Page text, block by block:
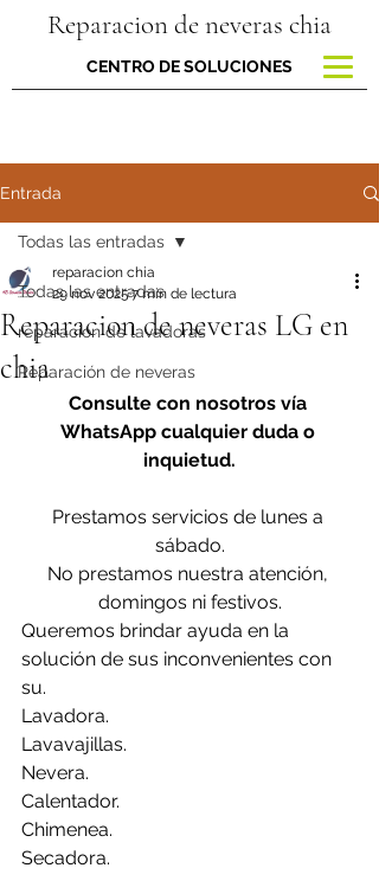
Reparacion de neveras chia
CENTRO DE SOLUCIONES
Entrada
Todas las entradas
reparacion de lavadoras
Reparación de neveras
Todas las entradas
Reparacion de neveras LG en
chia
reparacion chia
29 nov 20257 min de lectura
Consulte con nosotros vía
WhatsApp cualquier duda o
inquietud.
Prestamos servicios de lunes a
sábado.
No prestamos nuestra atención,
domingos ni festivos.
Queremos brindar ayuda en la
solución de sus inconvenientes con
su.
Lavadora.
Lavavajillas.
Nevera.
Calentador.
Chimenea.
Secadora.